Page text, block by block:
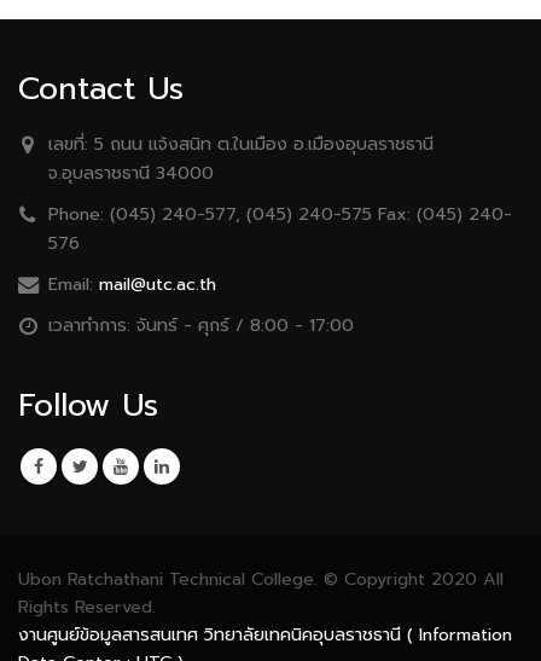
Contact Us
เลขที่: 5 ถนน เเจ้งสนิท ต.ในเมือง อ.เมืองอุบลราชธานี
จ.อุบลราชธานี 34000
Phone: (045) 240-577, (045) 240-575 Fax: (045) 240-
576
Email: mail@utc.ac.th
เวลาทำการ: จันทร์ - ศุกร์ / 8:00 - 17:00
Follow Us
Ubon Ratchathani Technical College. © Copyright 2020 All
Rights Reserved.
งานศูนย์ข้อมูลสารสนเทศ วิทยาลัยเทคนิคอุบลราชธานี ( Information